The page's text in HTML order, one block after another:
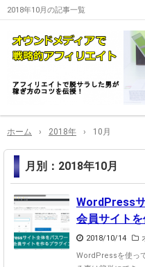
2018年10月の記事一覧
ホーム › 2018年 › 10月
月別：2018年10月
WordPress
会員サイト
2018/10/14
WordPressを使っ